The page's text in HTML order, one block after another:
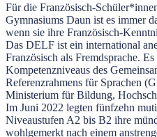
Für die Französisch-
Gymnasiums Daun ist es immer
wenn sie ihre Französisch-
Das DELF ist ein international
Französisch als Fremdsprache.
Kompetenzniveaus des
Referenzrahmens für Sprachen
Ministerium für Bildung,
Im Juni 2022 legten fünfzehn
Niveaustufen A2 bis B2 ihre
wohlgemerkt nach einem